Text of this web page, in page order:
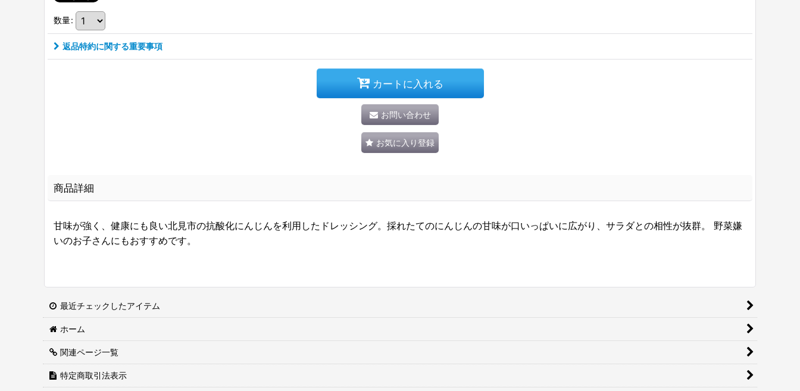
数量:
返品特約に関する重要事項
カートに入れる
お問い合わせ
お気に入り登録
商品詳細
甘味が強く、健康にも良い北見市の抗酸化にんじんを利用したドレッシング。採れたてのにんじんの甘味が口いっぱいに広がり、サラダとの相性が抜群。 野菜嫌
いのお子さんにもおすすめです。
最近チェックしたアイテム
ホーム
関連ページ一覧
特定商取引法表示